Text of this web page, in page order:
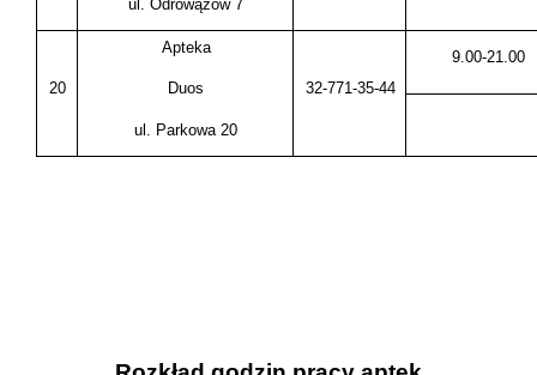
ul. Odrowążów 7
20
Apteka
Duos
ul. Parkowa 20
32-771-35-44
9.00-21.00